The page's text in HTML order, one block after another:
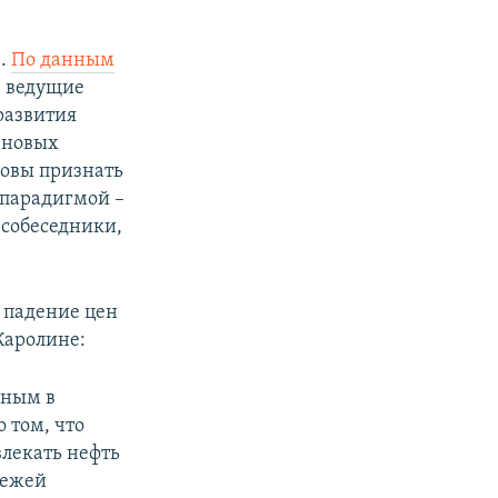
По данным
ведущие
новых
признать
–
падение цен
в
том, что
нефть